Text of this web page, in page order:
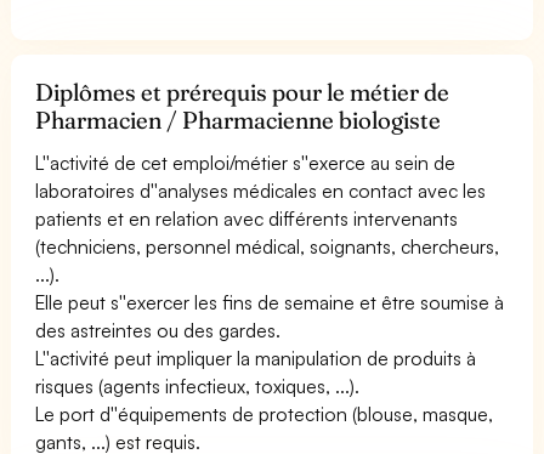
Diplômes et prérequis pour le métier de
Pharmacien / Pharmacienne biologiste
L''activité de cet emploi/métier s''exerce au sein de
laboratoires d''analyses médicales en contact avec les
patients et en relation avec différents intervenants
(techniciens, personnel médical, soignants, chercheurs,
...).
Elle peut s''exercer les fins de semaine et être soumise à
des astreintes ou des gardes.
L''activité peut impliquer la manipulation de produits à
risques (agents infectieux, toxiques, ...).
Le port d''équipements de protection (blouse, masque,
gants, ...) est requis.